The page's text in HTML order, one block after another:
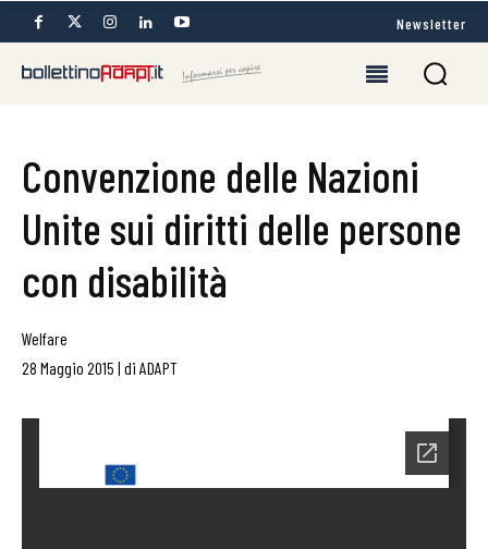
Newsletter
Convenzione delle Nazioni
Unite sui diritti delle persone
con disabilità
Welfare
28 Maggio 2015 | di ADAPT